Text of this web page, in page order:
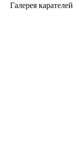
Галерея карателей